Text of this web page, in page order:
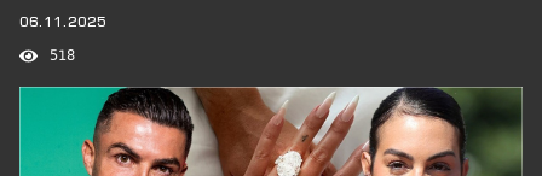
06.11.2025
518